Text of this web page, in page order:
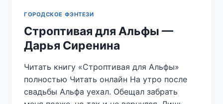
ГОРОДСКОЕ ФЭНТЕЗИ
Строптивая для Альфы —
Дарья Сиренина
Читать книгу «Строптивая для Альфы»
полностью Читать онлайн На утро после
свадьбы Альфа уехал. Обещал забрать